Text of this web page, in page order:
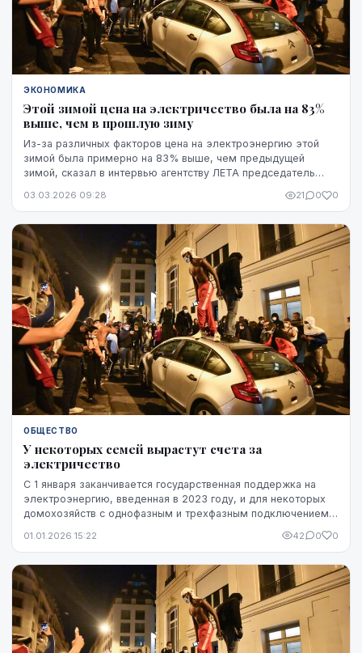
ЭКОНОМИКА
Этой зимой цена на электричество была на 83%
выше, чем в прошлую зиму
Из-за различных факторов цена на электроэнергию этой
зимой была примерно на 83% выше, чем предыдущей
зимой, сказал в интервью агентству ЛЕТА председатель
03.03.2026 09:28 21 0 0
ОБЩЕСТВО
У некоторых семей вырастут счета за
электричество
С 1 января заканчивается государственная поддержка на
электроэнергию, введенная в 2023 году, и для некоторых
домохозяйств с однофазным и трехфазным подключением
01.01.2026 15:22 42 0 0